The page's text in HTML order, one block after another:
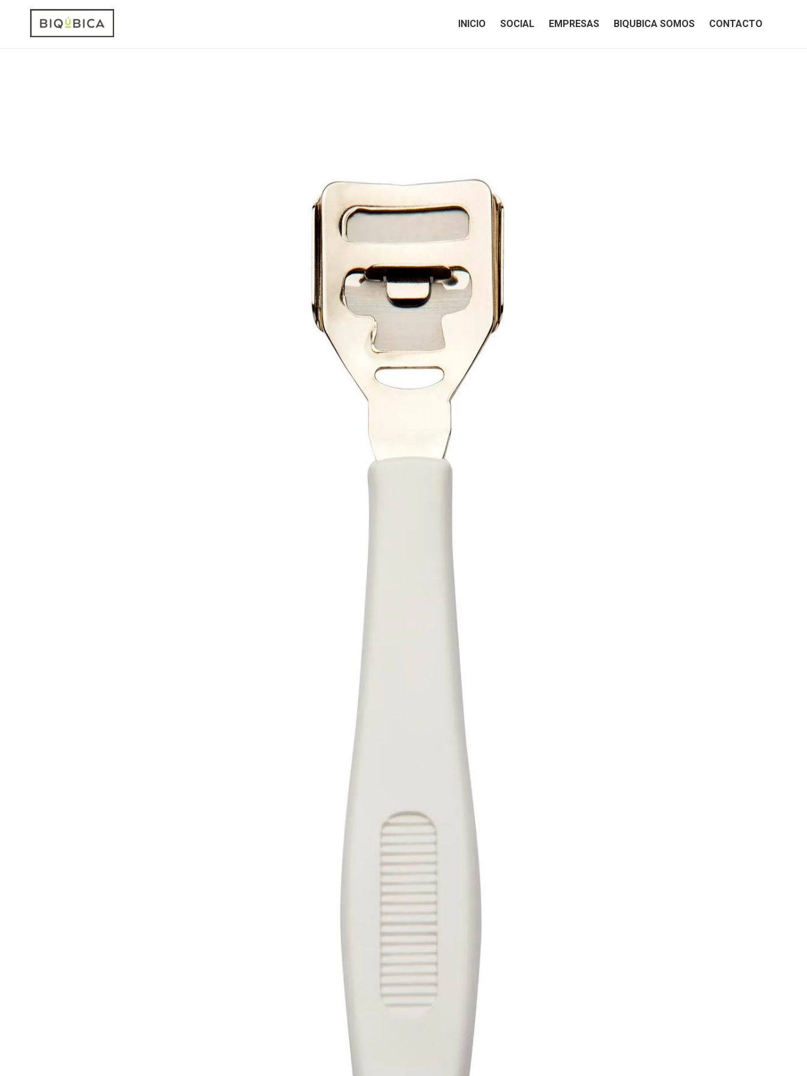
INICIO SOCIAL EMPRESAS BIQUBICA SOMOS CONTACTO
INICIO SOCIAL EMPRESAS BIQUBICA SOMOS CONTACTO